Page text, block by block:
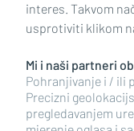
RUBRIKE
BRODSKO-POSAVSKA
POŽEŠKO-SLAVONSKA
interes. Takvom
usprotiviti klikom
Mi i naši partneri
Pohranjivanje i / ili
Precizni
pregledavanjem